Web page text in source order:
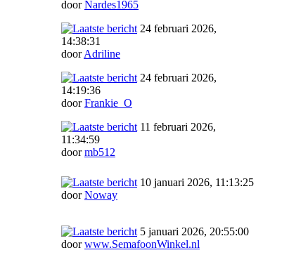
doorNardes1965
24 februari 2026,
14:38:31
doorAdriline
24 februari 2026,
14:19:36
doorFrankie_O
11 februari 2026,
11:34:59
doormb512
10 januari 2026, 11:13:25
doorNoway
5 januari 2026, 20:55:00
doorwww.SemafoonWinkel.nl